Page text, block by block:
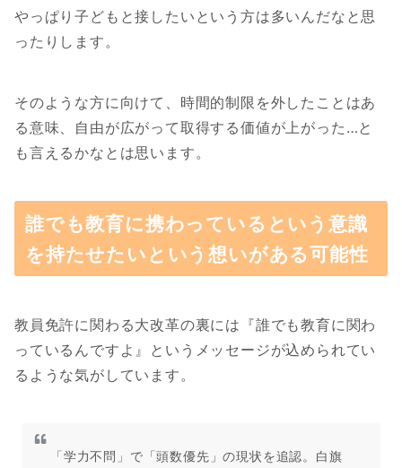
やっぱり子どもと接したいという方は多いんだなと思
ったりします。
そのような方に向けて、時間的制限を外したことはあ
る意味、自由が広がって取得する価値が上がった…と
も言えるかなとは思います。
誰でも教育に携わっているという意識
を持たせたいという想いがある可能性
教員免許に関わる大改革の裏には『誰でも教育に関わ
っているんですよ』というメッセージが込められてい
るような気がしています。
「学力不問」で「頭数優先」の現状を追認。白旗